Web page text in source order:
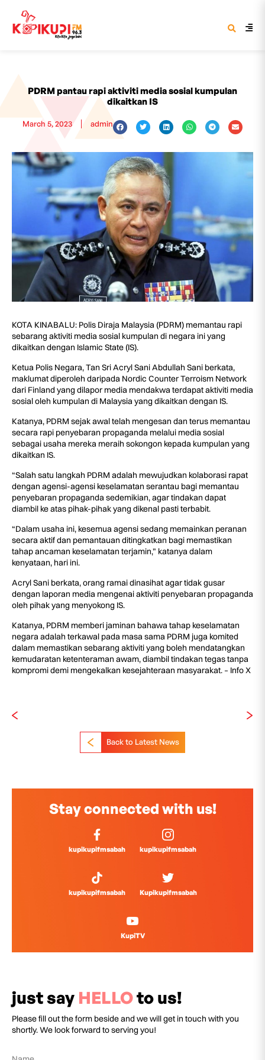
PDRM pantau rapi aktiviti media sosial kumpulan
dikaitkan IS
March 5, 2023 admin
KOTA KINABALU: Polis Diraja Malaysia (PDRM) memantau rapi
sebarang aktiviti media sosial kumpulan di negara ini yang
dikaitkan dengan Islamic State (IS).
Ketua Polis Negara, Tan Sri Acryl Sani Abdullah Sani berkata,
maklumat diperoleh daripada Nordic Counter Terroism Network
dari Finland yang dilapor media mendakwa terdapat aktiviti media
sosial oleh kumpulan di Malaysia yang dikaitkan dengan IS.
Katanya, PDRM sejak awal telah mengesan dan terus memantau
secara rapi penyebaran propaganda melalui media sosial
sebagai usaha mereka meraih sokongon kepada kumpulan yang
dikaitkan IS.
“Salah satu langkah PDRM adalah mewujudkan kolaborasi rapat
dengan agensi-agensi keselamatan serantau bagi memantau
penyebaran propaganda sedemikian, agar tindakan dapat
diambil ke atas pihak-pihak yang dikenal pasti terbabit.
“Dalam usaha ini, kesemua agensi sedang memainkan peranan
secara aktif dan pemantauan ditingkatkan bagi memastikan
tahap ancaman keselamatan terjamin,” katanya dalam
kenyataan, hari ini.
Acryl Sani berkata, orang ramai dinasihat agar tidak gusar
dengan laporan media mengenai aktiviti penyebaran propaganda
oleh pihak yang menyokong IS.
Katanya, PDRM memberi jaminan bahawa tahap keselamatan
negara adalah terkawal pada masa sama PDRM juga komited
dalam memastikan sebarang aktiviti yang boleh mendatangkan
kemudaratan ketenteraman awam, diambil tindakan tegas tanpa
kompromi demi mengekalkan kesejahteraan masyarakat. – Info X
Back to Latest News
Stay connected with us!
kupikupifmsabah kupikupifmsabah
kupikupifmsabah Kupikupifmsabah
KupiTV
just say HELLOto us!
Please fill out the form beside and we will get in touch with you
shortly. We look forward to serving you!